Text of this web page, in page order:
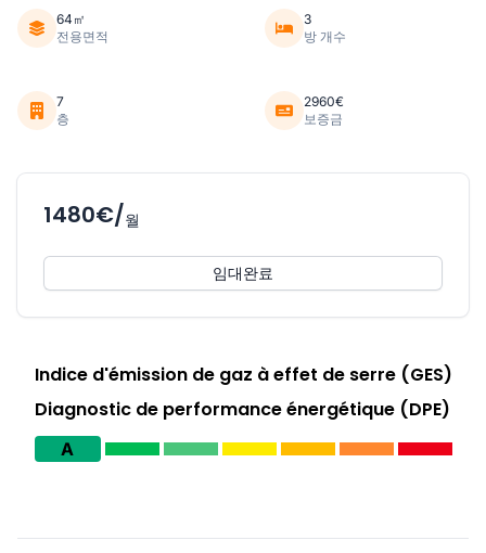
64㎡
전용면적
3
방 개수
7
층
2960€
보증금
1480€/월
임대완료
Indice d'émission de gaz à effet de serre (GES)
Diagnostic de performance énergétique (DPE)
A